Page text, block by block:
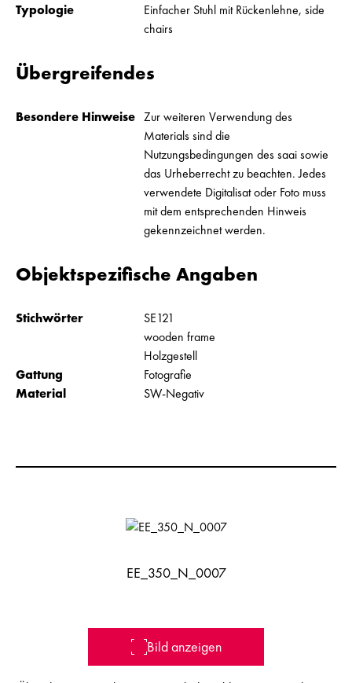
Typologie
Einfacher Stuhl mit Rückenlehne, side
chairs
Übergreifendes
Besondere Hinweise Zur weiteren Verwendung des
Materials sind die
Nutzungsbedingungen des saai sowie
das Urheberrecht zu beachten. Jedes
verwendete Digitalisat oder Foto muss
mit dem entsprechenden Hinweis
gekennzeichnet werden.
Objektspezifische Angaben
Stichwörter
SE121
wooden frame
Holzgestell
Gattung
Fotografie
Material
SW-Negativ
EE_350_N_0007
Bild anzeigen